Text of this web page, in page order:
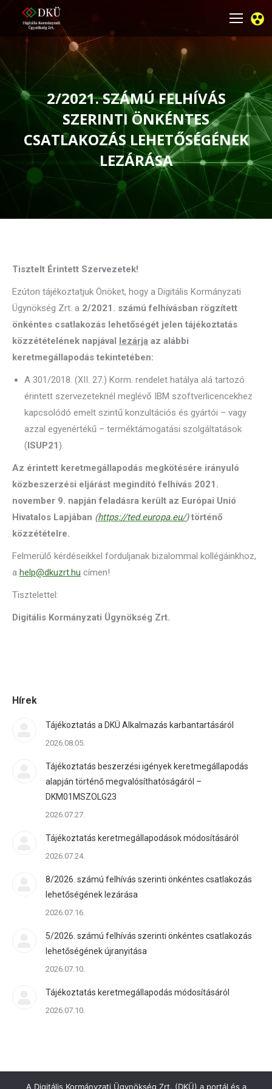
2/2021. SZÁMÚ FELHÍVÁS
SZERINTI ÖNKÉNTES
CSATLAKOZÁS LEHETŐSÉGÉNEK
LEZÁRÁSA
You are here:
Tisztelt Érintett Szervezetek!
Ezúton tájékoztatjuk Önöket, hogy a Digitális Kormányzati
Ügynökség Zrt. a 2/2021. számú felhívásban rögzített
önkéntes csatlakozás lehetőségét jelen tájékoztatás
közzétételének napjával lezárja az alábbi
keretmegállapodás tekintetében:
A 301/2018. (XII. 27.) Korm. rendelet hatálya alá tartozó
érintett szervezeteknél meglévő IBM szoftverlicencekhez
kapcsolódó emelt szintű konzultációs és gyártói – vagy
azzal egyenértékű – terméktámogatási szolgáltatások
(ISUP21).
Az érintett keretmegállapodás megkötésére irányuló
közbeszerzési eljárást megindító felhívás 2021.
november 9. napján feladásra került az Európai Unió
Hivatalos Lapjában (https://ted.europa.eu/)történő
közzétételre.
Felmerülő kérdéseikkel forduljanak bizalommal kollégáinkhoz,
a help@dkuzrt.hu címen!
Tisztelettel:
Digitális Kormányzati Ügynökség Zrt.
Hírek
Tájékoztatás a DKÜ Alkalmazás karbantartásáról
2026.08.05.
Tájékoztatás beszerzési igények keretmegállapodás
alapján történő megvalósíthatóságáról –
DKM01MSZOLG23
2026.07.27.
Tájékoztatás keretmegállapodások módosításáról
2026.07.24.
8/2026. számú felhívás szerinti önkéntes csatlakozás
lehetőségének lezárása
2026.07.16.
5/2026. számú felhívás szerinti önkéntes csatlakozás
lehetőségének újranyitása
2026.07.10.
Tájékoztatás keretmegállapodás módosításáról
2026.07.10.
A Digitális Kormányzati Ügynökség Zrt. (DKÜ) a portál és a